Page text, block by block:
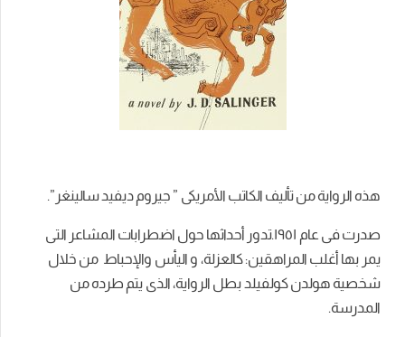
هذه الرواية من تأليف الكاتب الأمريكى ” جيروم ديفيد سالينغر”.
صدرت فى عام ١٩٥١.تدور أحداثها حول اضطرابات المشاعر التى
يمر بها أغلب المراهقين: كالعزلة، و اليأس والإحباط من خلال
شخصية هولدن كولفيلد بطل الرواية، الذى يتم طرده من
المدرسة.